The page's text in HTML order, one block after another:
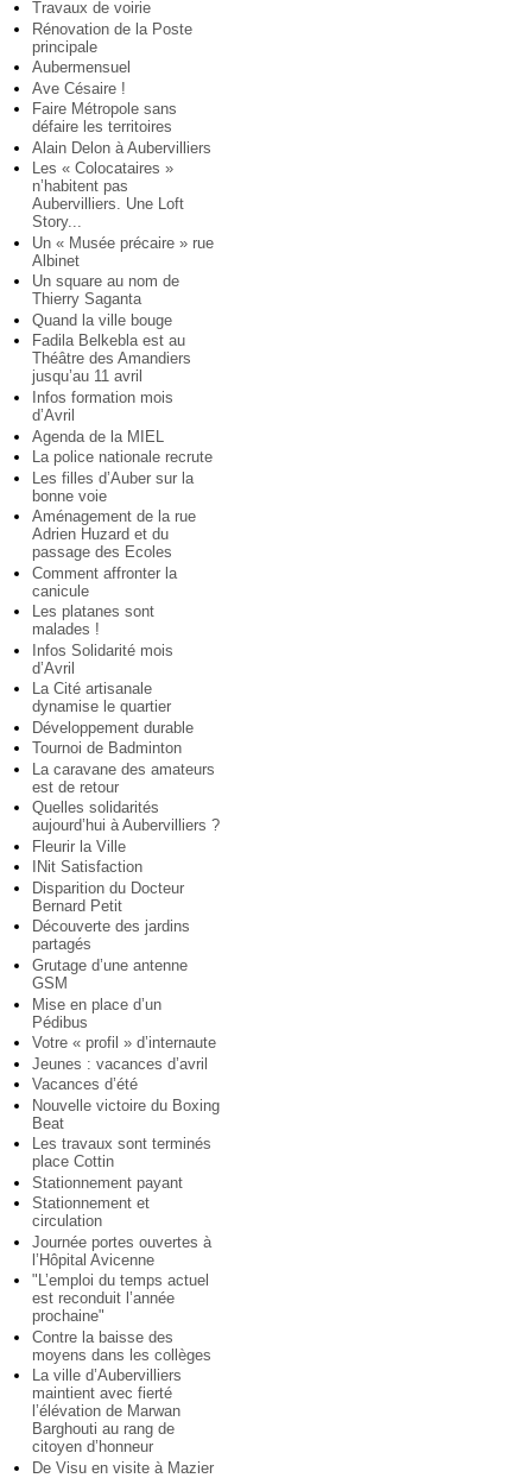
Travaux de voirie
Rénovation de la Poste
principale
Aubermensuel
Ave Césaire !
Faire Métropole sans
défaire les territoires
Alain Delon à Aubervilliers
Les « Colocataires »
n’habitent pas
Aubervilliers. Une Loft
Story...
Un « Musée précaire » rue
Albinet
Un square au nom de
Thierry Saganta
Quand la ville bouge
Fadila Belkebla est au
Théâtre des Amandiers
jusqu’au 11 avril
Infos formation mois
d’Avril
Agenda de la MIEL
La police nationale recrute
Les filles d’Auber sur la
bonne voie
Aménagement de la rue
Adrien Huzard et du
passage des Ecoles
Comment affronter la
canicule
Les platanes sont
malades !
Infos Solidarité mois
d’Avril
La Cité artisanale
dynamise le quartier
Développement durable
Tournoi de Badminton
La caravane des amateurs
est de retour
Quelles solidarités
aujourd’hui à Aubervilliers ?
Fleurir la Ville
INit Satisfaction
Disparition du Docteur
Bernard Petit
Découverte des jardins
partagés
Grutage d’une antenne
GSM
Mise en place d’un
Pédibus
Votre « profil » d’internaute
Jeunes : vacances d’avril
Vacances d’été
Nouvelle victoire du Boxing
Beat
Les travaux sont terminés
place Cottin
Stationnement payant
Stationnement et
circulation
Journée portes ouvertes à
l’Hôpital Avicenne
"L’emploi du temps actuel
est reconduit l’année
prochaine"
Contre la baisse des
moyens dans les collèges
La ville d’Aubervilliers
maintient avec fierté
l’élévation de Marwan
Barghouti au rang de
citoyen d’honneur
De Visu en visite à Mazier